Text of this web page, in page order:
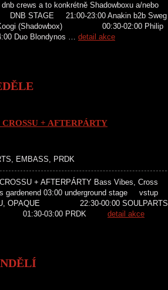
crews a to konkrétně Shadowboxu a/nebo
STAGE 21:00-23:00 Anakin b2b Sweg
(Shadowbox) 00:30-02:00 Philip
Duo Blondynos … detail akce
+ AFTERPÁRTY
EMBASS, PRDK
+ AFTERPÁRTY Bass Vibes, Cross
03:00 underground stage vstup
OPAQUE 22:30-00:00 SOULPARTS
03:00 PRDK detail akce